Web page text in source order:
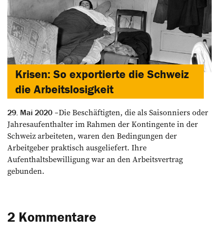
Krisen: So exportierte die Schweiz
die Arbeitslosigkeit
29. Mai 2020
Die Beschäftigten, die als Saisonniers oder
Jahresaufenthalter im Rahmen der Kontingente in der
Schweiz arbeiteten, waren den Bedingungen der
Arbeitgeber praktisch ausgeliefert. Ihre
Aufenthaltsbewilligung war an den Arbeitsvertrag
gebunden.
2 Kommentare